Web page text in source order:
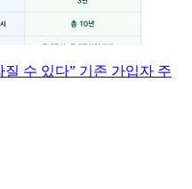
질 수 있다” 기존 가입자 주